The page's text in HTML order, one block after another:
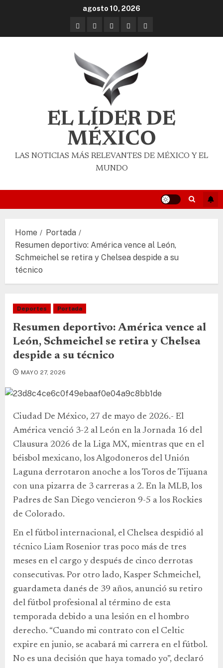
agosto 10, 2026
EL LÍDER DE
MÉXICO
LAS NOTICIAS MÁS RELEVANTES DE MÉXICO Y EL
MUNDO
Home
Portada
Resumen deportivo: América vence al León,
Schmeichel se retira y Chelsea despide a su
técnico
Deportes Portada
Resumen deportivo: América vence al
León, Schmeichel se retira y Chelsea
despide a su técnico
MAYO 27, 2026
Ciudad De México, 27 de mayo de 2026.- El
América venció 3-2 al León en la Jornada 16 del
Clausura 2026 de la Liga MX, mientras que en el
béisbol mexicano, los Algodoneros del Unión
Laguna derrotaron anoche a los Toros de Tijuana
con una pizarra de 3 carreras a 2. En la MLB, los
Padres de San Diego vencieron 9-5 a los Rockies
de Colorado.
En el fútbol internacional, el Chelsea despidió al
técnico Liam Rosenior tras poco más de tres
meses en el cargo y después de cinco derrotas
consecutivas. Por otro lado, Kasper Schmeichel,
guardameta danés de 39 años, anunció su retiro
del fútbol profesional al término de esta
temporada debido a una lesión en el hombro
derecho. “Cuando mi contrato con el Celtic
expire en junio, se acabará mi carrera en el fútbol.
No es una decisión que haya tomado yo”, declaró